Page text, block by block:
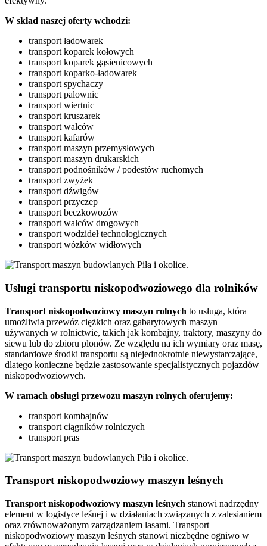
W skład naszej oferty wchodzi:
transport ładowarek
transport koparek kołowych
transport koparek gąsienicowych
transport koparko-ładowarek
transport spychaczy
transport palownic
transport wiertnic
transport kruszarek
transport walców
transport kafarów
transport maszyn przemysłowych
transport maszyn drukarskich
transport podnośników / podestów ruchomych
transport zwyżek
transport dźwigów
transport przyczep
transport beczkowozów
transport walców drogowych
transport wodzideł technologicznych
transport wózków widłowych
Usługi transportu niskopodwoziowego dla rolników
Transport niskopodwoziowy maszyn rolnych to usługa, która
umożliwia przewóz ciężkich oraz gabarytowych maszyn
używanych w rolnictwie, takich jak kombajny, traktory, maszyny do
siewu lub do zbioru plonów. Ze względu na ich wymiary oraz masę,
standardowe środki transportu są niejednokrotnie niewystarczające,
dlatego konieczne będzie zastosowanie specjalistycznych pojazdów
niskopodwoziowych.
W ramach obsługi przewozu maszyn rolnych oferujemy:
transport kombajnów
transport ciągników rolniczych
transport pras
Transport niskopodwoziowy maszyn leśnych
Transport niskopodwoziowy maszyn leśnych stanowi nadrzędny
element w logistyce leśnej i w działaniach związanych z zalesianiem
oraz zrównoważonym zarządzaniem lasami. Transport
niskopodwoziowy maszyn leśnych stanowi niezbędne ogniwo w